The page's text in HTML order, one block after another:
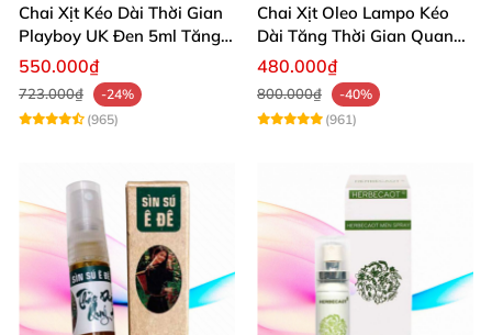
Chai Xịt Kéo Dài Thời Gian
Playboy UK Đen 5ml Tăng
Khoái Cảm
550.000₫
723.000₫
-24%
(965)
Chai Xịt Oleo Lampo Kéo
Dài Tăng Thời Gian Quan
Hệ Chính Hãng
480.000₫
800.000₫
-40%
(961)